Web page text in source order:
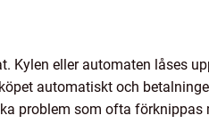
eller automaten låses
automatiskt och
problem som ofta förknippas